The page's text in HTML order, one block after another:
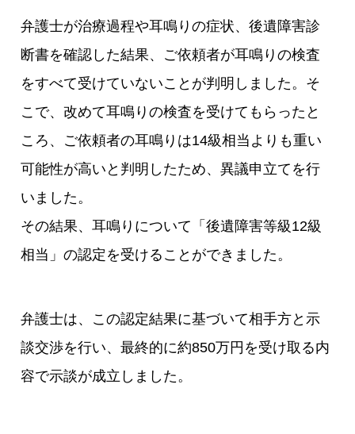
弁護士が治療過程や耳鳴りの症状、後遺障害診
断書を確認した結果、ご依頼者が耳鳴りの検査
をすべて受けていないことが判明しました。そ
こで、改めて耳鳴りの検査を受けてもらったと
ころ、ご依頼者の耳鳴りは14級相当よりも重い
可能性が高いと判明したため、異議申立てを行
いました。
その結果、耳鳴りについて「後遺障害等級12級
相当」の認定を受けることができました。
弁護士は、この認定結果に基づいて相手方と示
談交渉を行い、最終的に約850万円を受け取る内
容で示談が成立しました。